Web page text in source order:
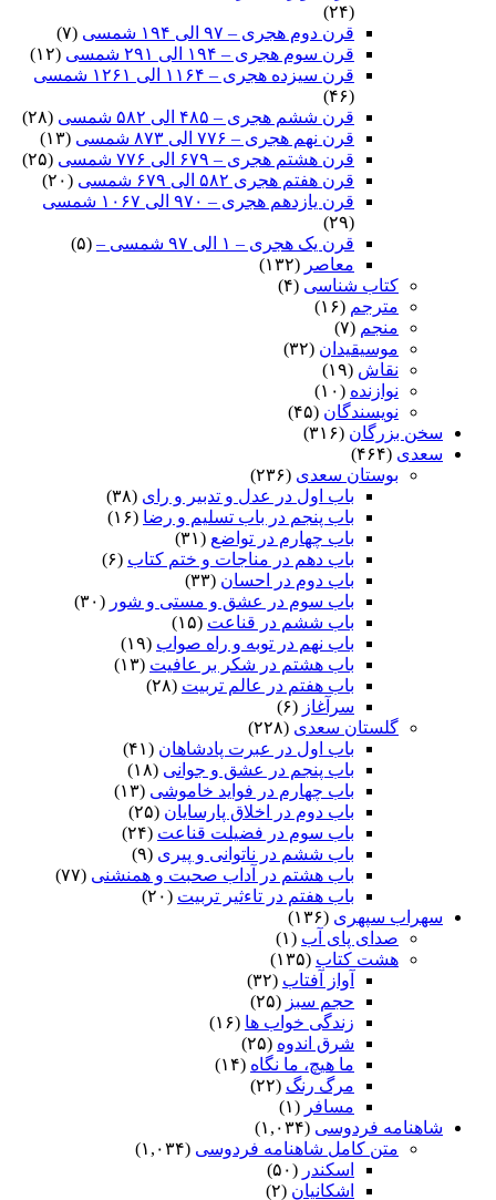
(۲۴)
قرن دوم هجری – ۹۷ الی ۱۹۴ شمسی
(۷)
قرن سوم هجری – ۱۹۴ الی ۲۹۱ شمسی
(۱۲)
قرن سیزده هجری – ۱۱۶۴ الی ۱۲۶۱ شمسی
(۴۶)
قرن ششم هجری – ۴۸۵ الی ۵۸۲ شمسی
(۲۸)
قرن نهم هجری – ۷۷۶ الی ۸۷۳ شمسی
(۱۳)
قرن هشتم هجری – ۶۷۹ الی ۷۷۶ شمسی
(۲۵)
قرن هفتم هجری ۵۸۲ الی ۶۷۹ شمسی
(۲۰)
قرن یازدهم هجری – ۹۷۰ الی ۱۰۶۷ شمسی
(۲۹)
قرن یک هجری – ۱ الی ۹۷ شمسی –
(۵)
معاصر (۱۳۲)
کتاب شناسی (۴)
مترجم (۱۶)
منجم (۷)
موسیقیدان (۳۲)
نقاش (۱۹)
نوازنده (۱۰)
نویسندگان (۴۵)
سخن بزرگان (۳۱۶)
سعدی (۴۶۴)
بوستان سعدی (۲۳۶)
باب اول در عدل و تدبیر و رای (۳۸)
باب پنجم در باب تسلیم و رضا (۱۶)
باب چهارم در تواضع (۳۱)
باب دهم در مناجات و ختم کتاب (۶)
باب دوم در احسان (۳۳)
باب سوم در عشق و مستی و شور (۳۰)
باب ششم در قناعت (۱۵)
باب نهم در توبه و راه صواب (۱۹)
باب هشتم در شکر بر عافیت (۱۳)
باب هفتم در عالم تربیت (۲۸)
سرآغاز (۶)
گلستان سعدی (۲۲۸)
باب اول در عبرت پادشاهان (۴۱)
باب پنجم در عشق و جوانى (۱۸)
باب چهارم در فواید خاموشى (۱۳)
باب دوم در اخلاق پارسایان (۲۵)
باب سوم در فضیلت قناعت (۲۴)
باب ششم در ناتوانى و پیرى (۹)
باب هشتم در آداب صحبت و همنشنى (۷۷)
باب هفتم در تاءثیر تربیت (۲۰)
سهراب سپهری (۱۳۶)
صدای پای آب (۱)
هشت کتاب (۱۳۵)
آواز آفتاب (۳۲)
حجم سبز (۲۵)
زندگی خواب ها (۱۶)
شرق اندوه (۲۵)
ما هیچ، ما نگاه (۱۴)
مرگ رنگ (۲۲)
مسافر (۱)
شاهنامه فردوسی (۱,۰۳۴)
متن کامل شاهنامه فردوسی (۱,۰۳۴)
اسکندر (۵۰)
اشکانیان (۲)